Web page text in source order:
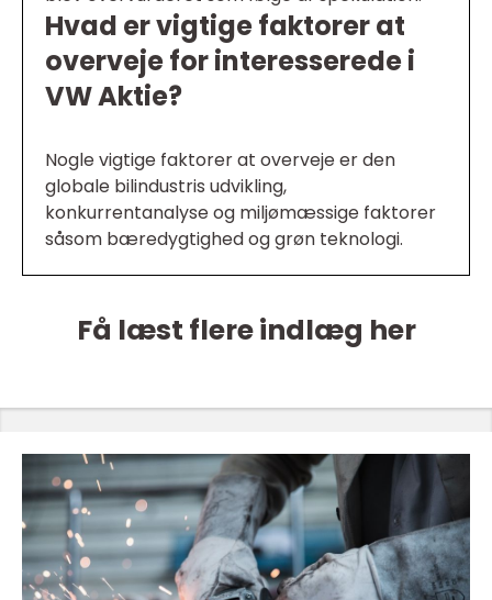
Hvad er vigtige faktorer at
overveje for interesserede i
VW Aktie?
Nogle vigtige faktorer at overveje er den
globale bilindustris udvikling,
konkurrentanalyse og miljømæssige faktorer
såsom bæredygtighed og grøn teknologi.
Få læst flere indlæg her